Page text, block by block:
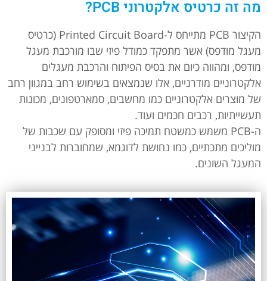
מה זה כרטיס אלקטרוני PCB?
הקיצור PCB מתייחס ל-Printed Circuit Board (כרטיס
מעגל מודפס) אשר מתפקד כמודל פיזי שבו מורכבת מעגל
מודפס, ומהווה כיום את בסיס הפיתוח והרכבת מעגלים
אלקטרוניים מודרניים, אלו שנמצאים בשימוש רחב במגוון רחב
של מוצרים אלקטרוניים כמו מחשבים, סמארטפונים, מכונות
תעשייתיות, רכבים חכמים ועוד.
ה-PCB משמש כמשטח תמיכה פיזי ומסופק עם שכבות של
מוליכים מתכתיים, כמו נחושת לדוגמא, שמחוברות לבנייני
המעגל השונים.